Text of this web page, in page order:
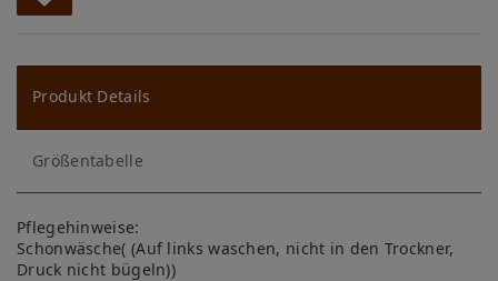
W
u
ns
ch
lis
te
Produkt Details
Größentabelle
Pflegehinweise:
Schonwäsche( (Auf links waschen, nicht in den Trockner,
Druck nicht bügeln))